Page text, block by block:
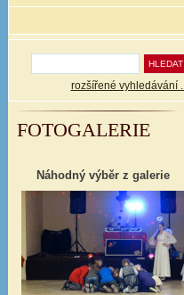
rozšířené vyhledávání ...
FOTOGALERIE
Náhodný výběr z galerie